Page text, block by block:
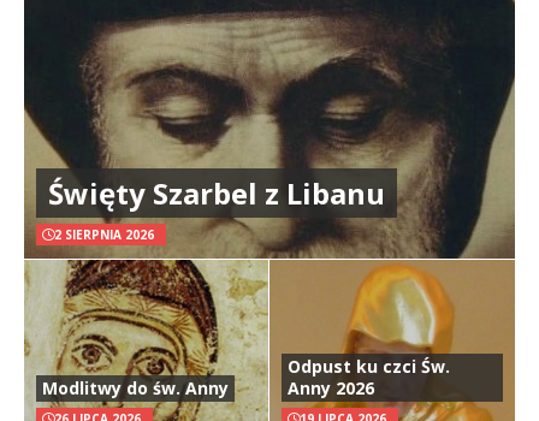
Święty Szarbel z Libanu
2 SIERPNIA 2026
Modlitwy do św. Anny
Odpust ku czci Św.
Anny 2026